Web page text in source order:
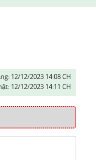
12/12/2023 14:08 CH
12/12/2023 14:11 CH